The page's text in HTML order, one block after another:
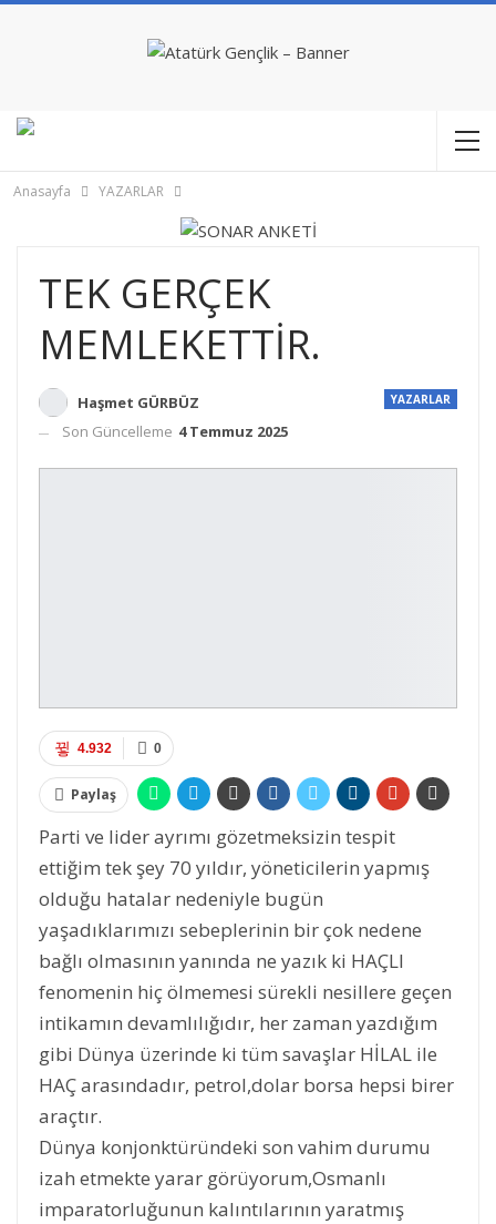
Anasayfa YAZARLAR
TEK GERÇEK
MEMLEKETTİR.
YAZARLAR
Haşmet GÜRBÜZ
Son Güncelleme 4 Temmuz 2025
0
4.932
Paylaş
Parti ve lider ayrımı gözetmeksizin tespit
ettiğim tek şey 70 yıldır, yöneticilerin yapmış
olduğu hatalar nedeniyle bugün
yaşadıklarımızı sebeplerinin bir çok nedene
bağlı olmasının yanında ne yazık ki HAÇLI
fenomenin hiç ölmemesi sürekli nesillere geçen
intikamın devamlılığıdır, her zaman yazdığım
gibi Dünya üzerinde ki tüm savaşlar HİLAL ile
HAÇ arasındadır, petrol,dolar borsa hepsi birer
araçtır.
Dünya konjonktüründeki son vahim durumu
izah etmekte yarar görüyorum,Osmanlı
imparatorluğunun kalıntılarının yaratmış